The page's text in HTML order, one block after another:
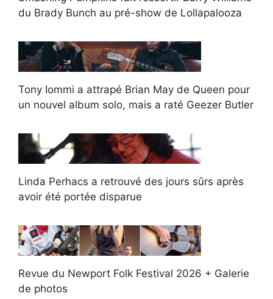
du Brady Bunch au pré-show de Lollapalooza
Tony Iommi a attrapé Brian May de Queen pour
un nouvel album solo, mais a raté Geezer Butler
Linda Perhacs a retrouvé des jours sûrs après
avoir été portée disparue
Revue du Newport Folk Festival 2026 + Galerie
de photos